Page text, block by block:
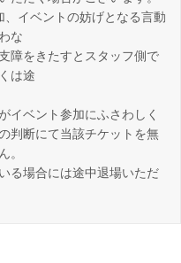
イベントの妨げとなる言動
な
障をきたすとスタッフ側で
は途
イベント参加にふさわしく
判断にて当該チケットを無
。
る場合には途中退場いただ